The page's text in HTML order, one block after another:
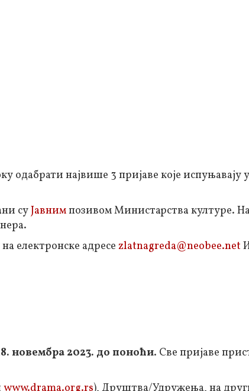
одабрати највише 3 пријаве које испуњавају
суЈавнимпозивом Министарства културе.
електронске адресе zlatnagreda@neobee.net
новембра 2023.до поноћи. Све пријаве